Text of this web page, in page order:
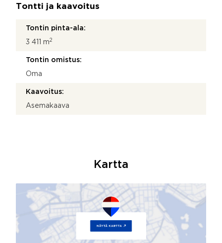
Tontti ja kaavoitus
Tontin pinta-ala:
3 411 m2
Tontin omistus:
Oma
Kaavoitus:
Asemakaava
Kartta